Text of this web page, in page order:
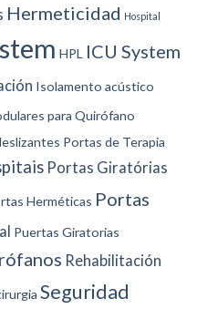
Hermeticidad Hospital
HPL ICU System
Isolamento acústico
para Quirófano
Portas de Terapia
Portas Giratórias
Herméticas Portas
Puertas Giratorias
Rehabilitación
Seguridad